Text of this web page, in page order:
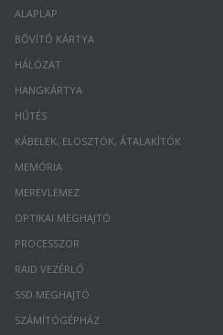
ALAPLAP
BŐVÍTŐ KÁRTYA
HÁLÓZAT
HANGKÁRTYA
HŰTÉS
KÁBELEK, ELOSZTÓK, ÁTALAKÍTÓK
MEMÓRIA
MEREVLEMEZ
OPTIKAI MEGHAJTÓ
PROCESSZOR
RAID VEZÉRLŐ
SSD MEGHAJTÓ
SZÁMÍTÓGÉPHÁZ